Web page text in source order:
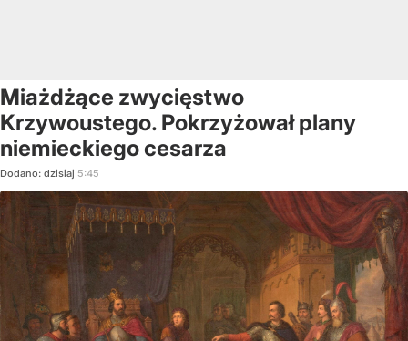
Miażdżące zwycięstwo
Krzywoustego. Pokrzyżował plany
niemieckiego cesarza
Dodano: dzisiaj 5:45